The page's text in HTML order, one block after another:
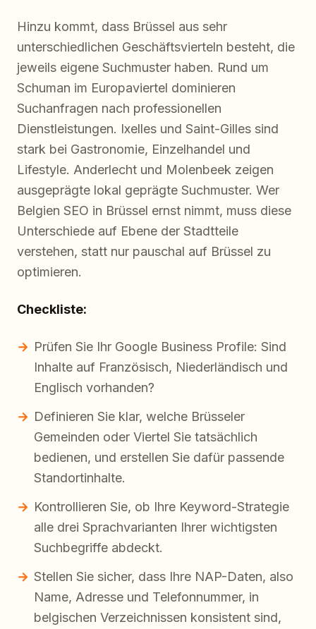
Hinzu kommt, dass Brüssel aus sehr
unterschiedlichen Geschäftsvierteln besteht, die
jeweils eigene Suchmuster haben. Rund um
Schuman im Europaviertel dominieren
Suchanfragen nach professionellen
Dienstleistungen. Ixelles und Saint-Gilles sind
stark bei Gastronomie, Einzelhandel und
Lifestyle. Anderlecht und Molenbeek zeigen
ausgeprägte lokal geprägte Suchmuster. Wer
Belgien SEO in Brüssel ernst nimmt, muss diese
Unterschiede auf Ebene der Stadtteile
verstehen, statt nur pauschal auf Brüssel zu
optimieren.
Checkliste:
Prüfen Sie Ihr Google Business Profile: Sind
Inhalte auf Französisch, Niederländisch und
Englisch vorhanden?
Definieren Sie klar, welche Brüsseler
Gemeinden oder Viertel Sie tatsächlich
bedienen, und erstellen Sie dafür passende
Standortinhalte.
Kontrollieren Sie, ob Ihre Keyword-Strategie
alle drei Sprachvarianten Ihrer wichtigsten
Suchbegriffe abdeckt.
Stellen Sie sicher, dass Ihre NAP-Daten, also
Name, Adresse und Telefonnummer, in
belgischen Verzeichnissen konsistent sind,